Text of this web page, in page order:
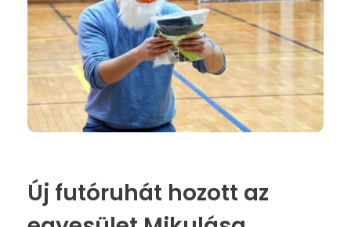
Új futóruhát hozott az